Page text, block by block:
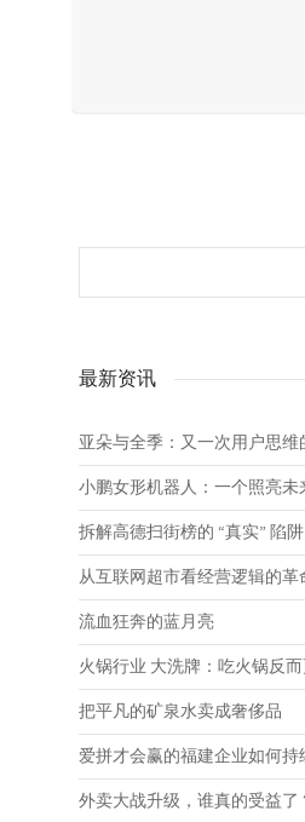
最新资讯
亚朵与全季：又一次用户思维
小鹏女形机器人：一个照亮未
拆解高德扫街榜的 “真实” 陷阱
从互联网超市看经营逻辑的革
流血狂奔的蓝月亮
火锅行业 大洗牌：吃火锅反
把平凡的矿泉水卖成奢侈品
爱拼才会赢的福建企业如何持
外卖大战升级，谁真的受益了